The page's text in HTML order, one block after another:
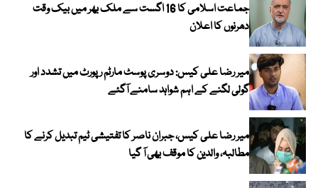
جماعت اسلامی کا 16 اگست سے ملک بھر میں بیک وقت
دھرنوں کا اعلان
میر رضا علی کیس: دوسری پوسٹ مارٹم رپورٹ میں تشدد اور
گولی لگنے کے اہم شواہد سامنے آگئے
میر رضا علی کیس، جبران ناصر کا تفتیشی ٹیم تبدیل کرنے کا
مطالبہ، والدین کا موقف بھی آ گیا